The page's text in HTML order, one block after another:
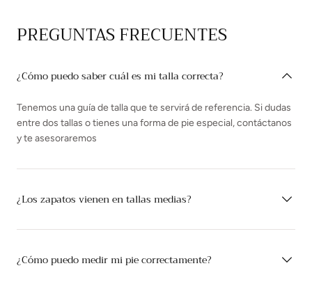
PREGUNTAS FRECUENTES
¿Cómo puedo saber cuál es mi talla correcta?
Tenemos una guía de talla que te servirá de referencia. Si dudas
entre dos tallas o tienes una forma de pie especial, contáctanos
y te asesoraremos
¿Los zapatos vienen en tallas medias?
¿Cómo puedo medir mi pie correctamente?